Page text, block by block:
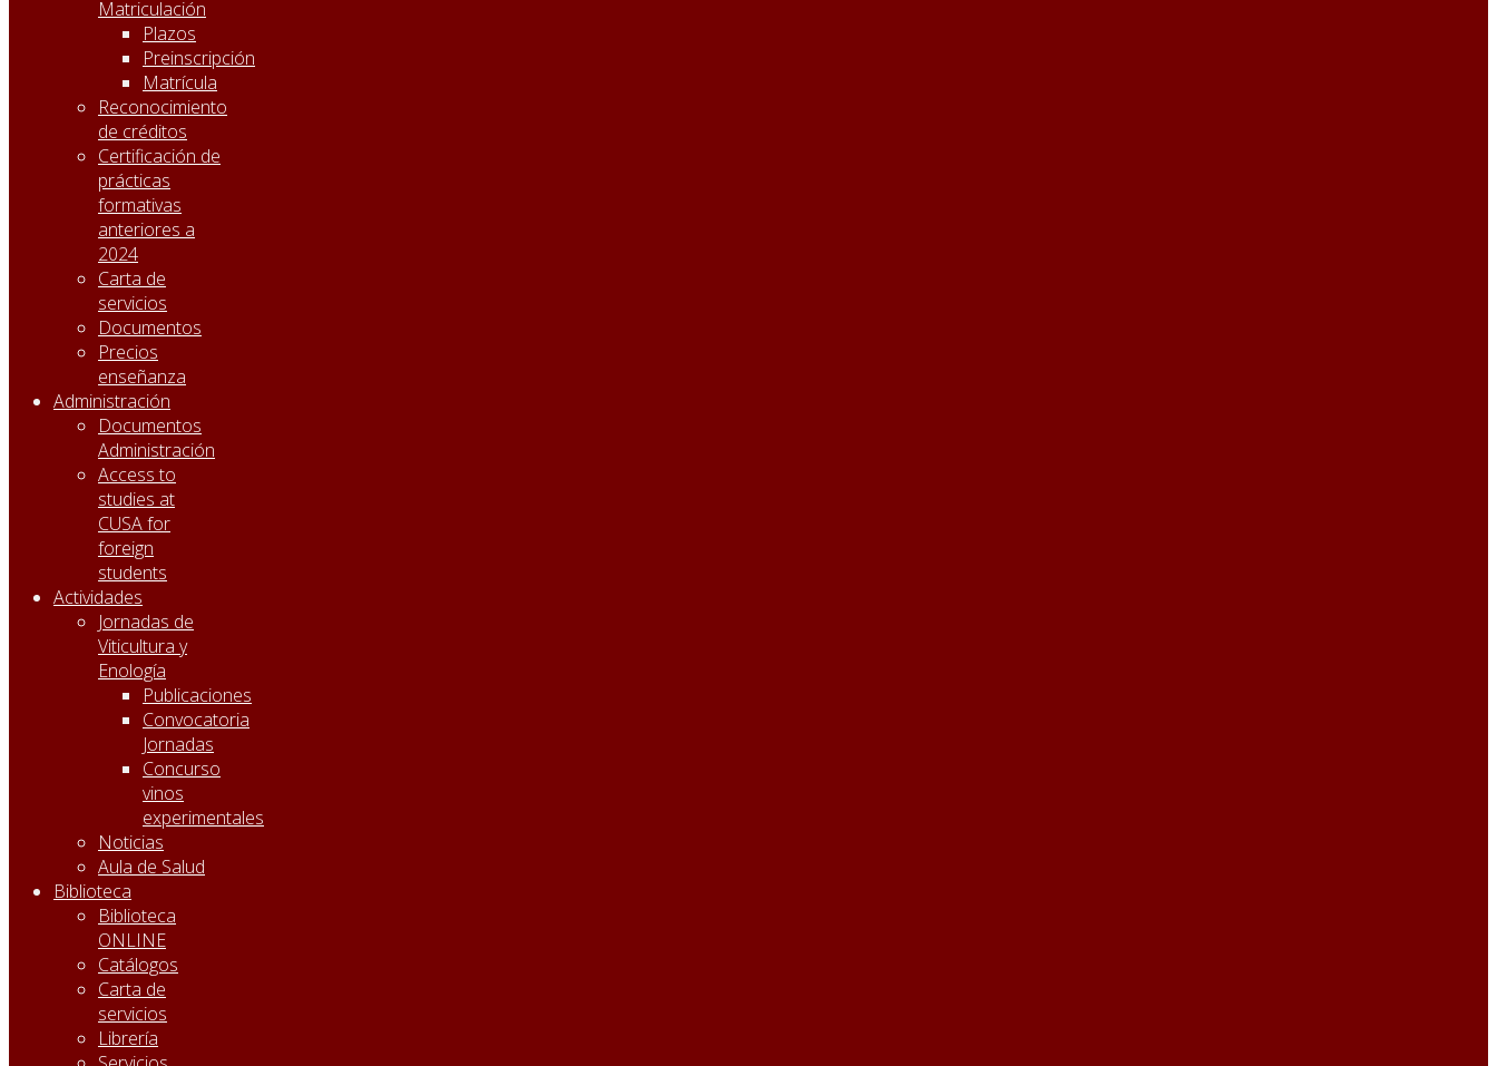
Matriculación
Plazos
Preinscripción
Matrícula
Reconocimiento
de créditos
Certificación de
prácticas
formativas
anteriores a
2024
Carta de
servicios
Documentos
Precios
enseñanza
Administración
Documentos
Administración
Access to
studies at
CUSA for
foreign
students
Actividades
Jornadas de
Viticultura y
Enología
Publicaciones
Convocatoria
Jornadas
Concurso
vinos
experimentales
Noticias
Aula de Salud
Biblioteca
Biblioteca
ONLINE
Catálogos
Carta de
servicios
Librería